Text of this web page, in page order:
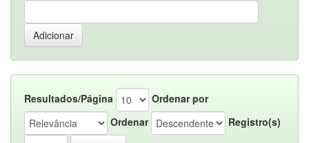
Resultados/Página
Ordenar por
Ordenar
Registro(s)